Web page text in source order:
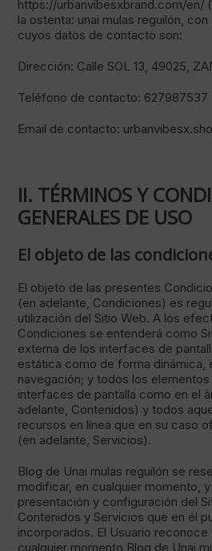
https://urbanvibesxbrand.com/en/
la ostenta: unai mulas reguilón, con
cuyos datos de contacto son:
Dirección: Calle SOL 13, 49025,
Teléfono de contacto: 627987537
Email de contacto:
II. TÉRMINOS Y
GENERALES DE USO
El objeto de las
El objeto de las presentes
(en adelante, Condiciones) es
utilización del Sitio Web. A los
Condiciones se entenderá como
externa de los interfaces de
estática como de forma dinámica,
navegación; y todos los
interfaces de pantalla como en el
adelante, Contenidos) y todos
recursos en línea que en su caso
(en adelante, Servicios).
Blog de Unai mulas reguilón se
modificar, en cualquier momento,
presentación y configuración del
Contenidos y Servicios que en él
incorporados. El Usuario
cualquier momento Blog de Unai